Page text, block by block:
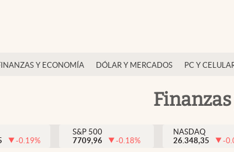
Y ECONOMÍA DÓLAR Y MERCADOS PC Y
-0.19%
S&P 500
7709,96
-0.18%
NASDAQ
26.348,35
-